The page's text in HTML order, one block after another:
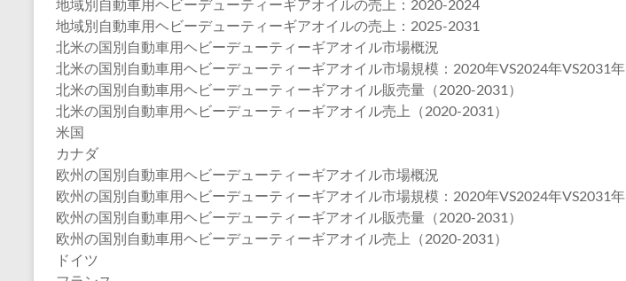
地域別自動車用ヘビーデューティーギアオイルの売上：2020-2024
地域別自動車用ヘビーデューティーギアオイルの売上：2025-2031
北米の国別自動車用ヘビーデューティーギアオイル市場概況
北米の国別自動車用ヘビーデューティーギアオイル市場規模：2020年VS2024年VS2031年
北米の国別自動車用ヘビーデューティーギアオイル販売量（2020-2031）
北米の国別自動車用ヘビーデューティーギアオイル売上（2020-2031）
米国
カナダ
欧州の国別自動車用ヘビーデューティーギアオイル市場概況
欧州の国別自動車用ヘビーデューティーギアオイル市場規模：2020年VS2024年VS2031年
欧州の国別自動車用ヘビーデューティーギアオイル販売量（2020-2031）
欧州の国別自動車用ヘビーデューティーギアオイル売上（2020-2031）
ドイツ